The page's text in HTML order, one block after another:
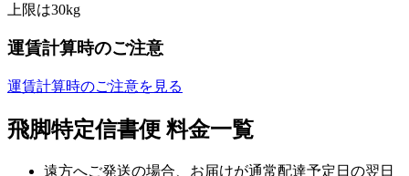
上限は30kg
運賃計算時のご注意
運賃計算時のご注意を見る
飛脚特定信書便 料金一覧
遠方へご発送の場合、お届けが通常配達予定日の翌日